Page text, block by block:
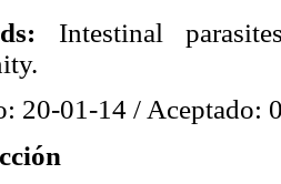
Intestinal
20-01-14 / Aceptado: